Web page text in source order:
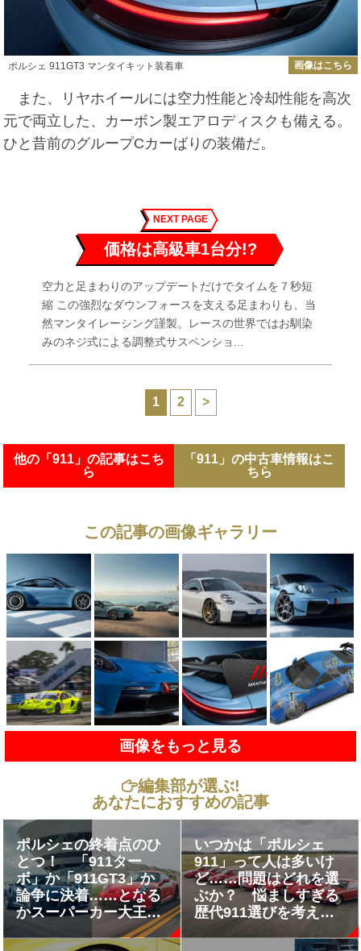
ポルシェ 911GT3 マンタイキット装着車 画像はこちら
また、リヤホイールには空力性能と冷却性能を高次
元で両立した、カーボン製エアロディスクも備える。
ひと昔前のグループCカーばりの装備だ。
NEXT PAGE
価格は高級車1台分!?
空力と足まわりのアップデートだけでタイムを７秒短
縮 この強烈なダウンフォースを支える足まわりも、当
然マンタイレーシング謹製。レースの世界ではお馴染
みのネジ式による調整式サスペンショ...
1 2 >
他の「911」の記事はこち
ら
「911」の中古車情報はこ
ちら
この記事の画像ギャラリー
画像をもっと見る
編集部が選ぶ!
あなたにおすすめの記事
ポルシェの終着点のひ
とつ！ 「911ター
ボ」か「911GT3」か
論争に決着……となる
かスーパーカー大王に
いつかは「ポルシェ
911」って人は多いけ
ど……問題はどれを選
ぶか？ 悩ましすぎる
歴代911選びを考えて